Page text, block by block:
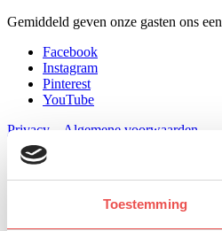
Toestemming
Gemiddeld geven onze gasten ons een
Facebook
Instagram
Pinterest
YouTube
Privacy
Algemene voorwaarden
Copyright 2026 Supertrips.nl